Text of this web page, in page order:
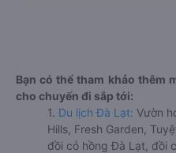
Bạn có thể tham khảo thêm
cho chuyến đi sắp tới:
1. Du lịch Đà Lạt: Vườn
Hills, Fresh Garden,
đồi cỏ hồng Đà Lạt, đồi